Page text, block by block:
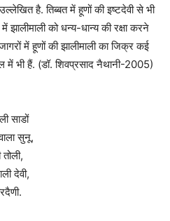
है. तिब्बत में हूणों की इष्टदेवी से भी
झालीमाली को धन्य-धान्य की रक्षा करने
में हूणों की झालीमाली का जिक्र कई
में भी हैं. (डॉ. शिवप्रसाद नैथानी-2005)
साडों
सुनू,
देवी,